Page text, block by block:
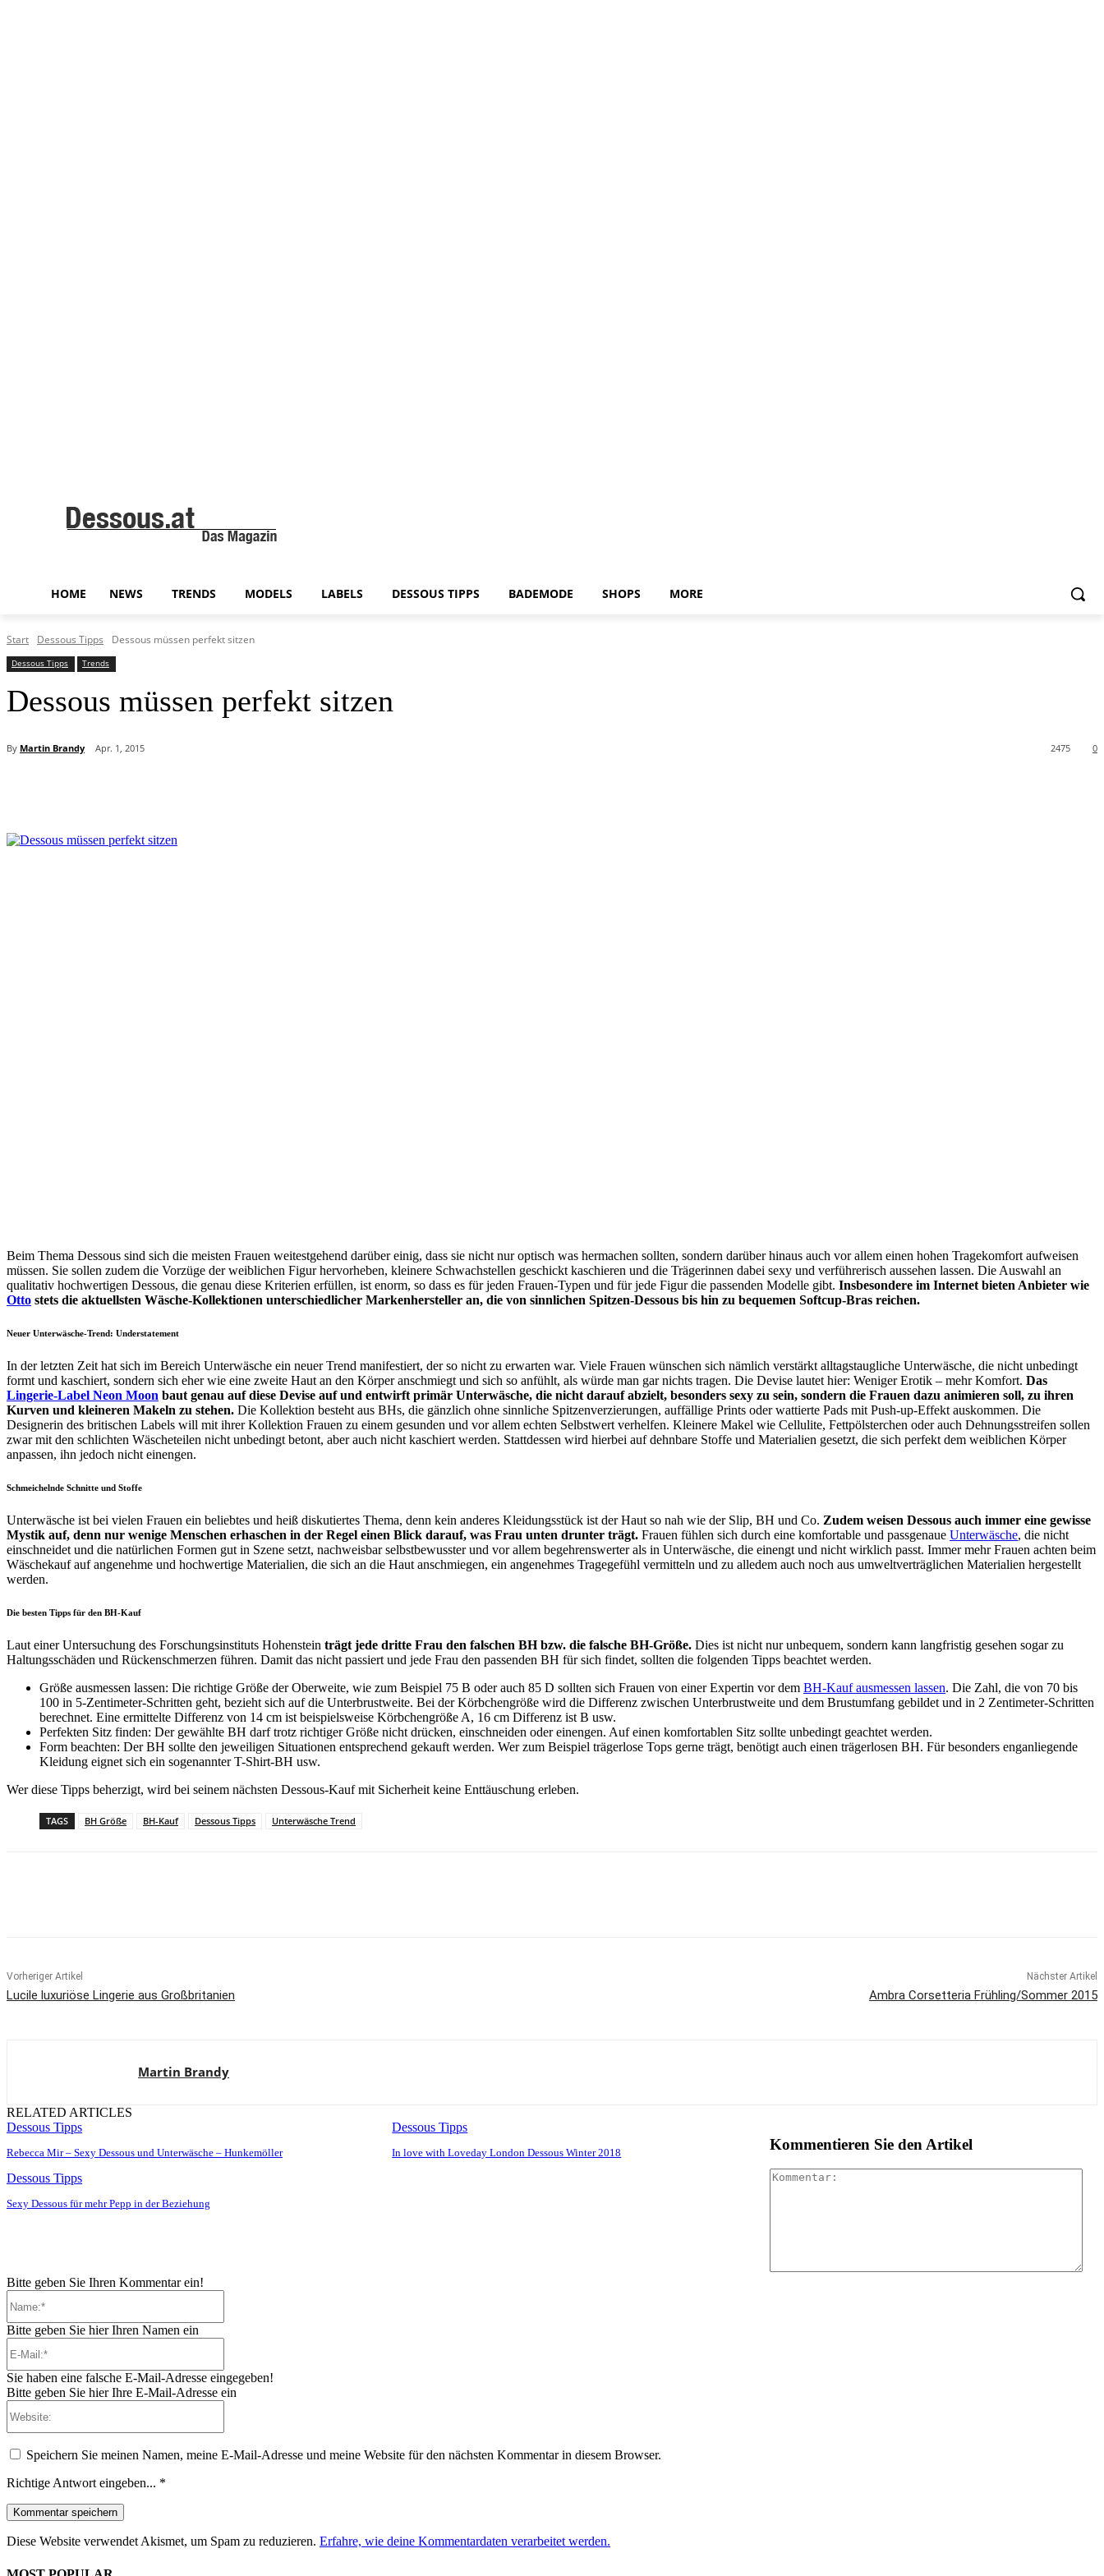
HOME NEWS TRENDS MODELS LABELS DESSOUS TIPPS BADEMODE SHOPS MORE
Start Dessous Tipps Dessous müssen perfekt sitzen
Dessous Tipps Trends
Dessous müssen perfekt sitzen
By Martin Brandy Apr. 1, 2015 0
2475
Beim Thema Dessous sind sich die meisten Frauen weitestgehend darüber einig, dass sie nicht nur optisch was hermachen sollten, sondern darüber hinaus auch vor allem einen hohen Tragekomfort aufweisen
müssen. Sie sollen zudem die Vorzüge der weiblichen Figur hervorheben, kleinere Schwachstellen geschickt kaschieren und die Trägerinnen dabei sexy und verführerisch aussehen lassen. Die Auswahl an
qualitativ hochwertigen Dessous, die genau diese Kriterien erfüllen, ist enorm, so dass es für jeden Frauen-Typen und für jede Figur die passenden Modelle gibt. Insbesondere im Internet bieten Anbieter wie
Otto stets die aktuellsten Wäsche-Kollektionen unterschiedlicher Markenhersteller an, die von sinnlichen Spitzen-Dessous bis hin zu bequemen Softcup-Bras reichen.
Neuer Unterwäsche-Trend: Understatement
In der letzten Zeit hat sich im Bereich Unterwäsche ein neuer Trend manifestiert, der so nicht zu erwarten war. Viele Frauen wünschen sich nämlich verstärkt alltagstaugliche Unterwäsche, die nicht unbedingt
formt und kaschiert, sondern sich eher wie eine zweite Haut an den Körper anschmiegt und sich so anfühlt, als würde man gar nichts tragen. Die Devise lautet hier: Weniger Erotik – mehr Komfort. Das
Lingerie-Label Neon Moon baut genau auf diese Devise auf und entwirft primär Unterwäsche, die nicht darauf abzielt, besonders sexy zu sein, sondern die Frauen dazu animieren soll, zu ihren
Kurven und kleineren Makeln zu stehen. Die Kollektion besteht aus BHs, die gänzlich ohne sinnliche Spitzenverzierungen, auffällige Prints oder wattierte Pads mit Push-up-Effekt auskommen. Die
Designerin des britischen Labels will mit ihrer Kollektion Frauen zu einem gesunden und vor allem echten Selbstwert verhelfen. Kleinere Makel wie Cellulite, Fettpölsterchen oder auch Dehnungsstreifen sollen
zwar mit den schlichten Wäscheteilen nicht unbedingt betont, aber auch nicht kaschiert werden. Stattdessen wird hierbei auf dehnbare Stoffe und Materialien gesetzt, die sich perfekt dem weiblichen Körper
anpassen, ihn jedoch nicht einengen.
Schmeichelnde Schnitte und Stoffe
Unterwäsche ist bei vielen Frauen ein beliebtes und heiß diskutiertes Thema, denn kein anderes Kleidungsstück ist der Haut so nah wie der Slip, BH und Co. Zudem weisen Dessous auch immer eine gewisse
Mystik auf, denn nur wenige Menschen erhaschen in der Regel einen Blick darauf, was Frau unten drunter trägt. Frauen fühlen sich durch eine komfortable und passgenaue Unterwäsche, die nicht
einschneidet und die natürlichen Formen gut in Szene setzt, nachweisbar selbstbewusster und vor allem begehrenswerter als in Unterwäsche, die einengt und nicht wirklich passt. Immer mehr Frauen achten beim
Wäschekauf auf angenehme und hochwertige Materialien, die sich an die Haut anschmiegen, ein angenehmes Tragegefühl vermitteln und zu alledem auch noch aus umweltverträglichen Materialien hergestellt
werden.
Die besten Tipps für den BH-Kauf
Laut einer Untersuchung des Forschungsinstituts Hohenstein trägt jede dritte Frau den falschen BH bzw. die falsche BH-Größe. Dies ist nicht nur unbequem, sondern kann langfristig gesehen sogar zu
Haltungsschäden und Rückenschmerzen führen. Damit das nicht passiert und jede Frau den passenden BH für sich findet, sollten die folgenden Tipps beachtet werden.
Größe ausmessen lassen: Die richtige Größe der Oberweite, wie zum Beispiel 75 B oder auch 85 D sollten sich Frauen von einer Expertin vor dem BH-Kauf ausmessen lassen. Die Zahl, die von 70 bis
100 in 5-Zentimeter-Schritten geht, bezieht sich auf die Unterbrustweite. Bei der Körbchengröße wird die Differenz zwischen Unterbrustweite und dem Brustumfang gebildet und in 2 Zentimeter-Schritten
berechnet. Eine ermittelte Differenz von 14 cm ist beispielsweise Körbchengröße A, 16 cm Differenz ist B usw.
Perfekten Sitz finden: Der gewählte BH darf trotz richtiger Größe nicht drücken, einschneiden oder einengen. Auf einen komfortablen Sitz sollte unbedingt geachtet werden.
Form beachten: Der BH sollte den jeweiligen Situationen entsprechend gekauft werden. Wer zum Beispiel trägerlose Tops gerne trägt, benötigt auch einen trägerlosen BH. Für besonders enganliegende
Kleidung eignet sich ein sogenannter T-Shirt-BH usw.
Wer diese Tipps beherzigt, wird bei seinem nächsten Dessous-Kauf mit Sicherheit keine Enttäuschung erleben.
TAGS BH Größe BH-Kauf Dessous Tipps Unterwäsche Trend
Vorheriger Artikel
Lucile luxuriöse Lingerie aus Großbritanien
Nächster Artikel
Ambra Corsetteria Frühling/Sommer 2015
Martin Brandy
RELATED ARTICLES
Dessous Tipps
Rebecca Mir – Sexy Dessous und Unterwäsche – Hunkemöller
Dessous Tipps
In love with Loveday London Dessous Winter 2018
Dessous Tipps
Sexy Dessous für mehr Pepp in der Beziehung
Kommentieren Sie den Artikel
Bitte geben Sie Ihren Kommentar ein!
Bitte geben Sie hier Ihren Namen ein
Sie haben eine falsche E-Mail-Adresse eingegeben!
Bitte geben Sie hier Ihre E-Mail-Adresse ein
Speichern Sie meinen Namen, meine E-Mail-Adresse und meine Website für den nächsten Kommentar in diesem Browser.
Richtige Antwort eingeben... *
Diese Website verwendet Akismet, um Spam zu reduzieren. Erfahre, wie deine Kommentardaten verarbeitet werden.